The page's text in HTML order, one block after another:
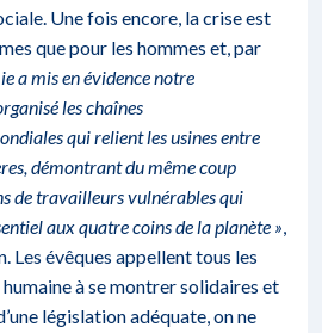
Une fois encore, la crise est
que pour les hommes et, par
a mis en évidence notre
les chaînes
qui relient les usines entre
démontrant du même coup
de travailleurs vulnérables qui
aux quatre coins de la planète »,
Les évêques appellent tous les
à se montrer solidaires et
législation adéquate, on ne